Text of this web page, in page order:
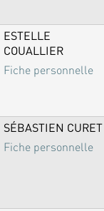
ESTELLE
COUALLIER
Fiche personnelle
SÉBASTIEN CURET
Fiche personnelle